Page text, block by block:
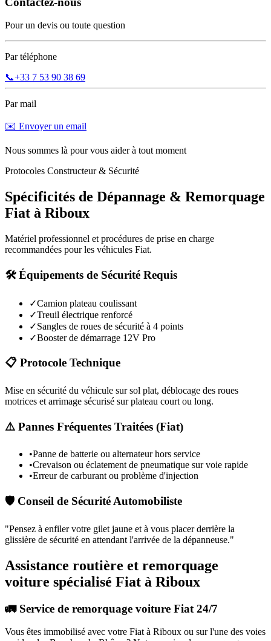
Pour un devis ou toute question
Par téléphone
📞+33 7 53 90 38 69
Par mail
✉️ Envoyer un email
Nous sommes là pour vous aider à tout moment
Protocoles Constructeur & Sécurité
Spécificités de Dépannage & Remorquage
Fiat à Riboux
Matériel professionnel et procédures de prise en charge
recommandées pour les véhicules Fiat.
🛠️ Équipements de Sécurité Requis
✓Camion plateau coulissant
✓Treuil électrique renforcé
✓Sangles de roues de sécurité à 4 points
✓Booster de démarrage 12V Pro
📋 Protocole Technique
Mise en sécurité du véhicule sur sol plat, déblocage des roues
motrices et arrimage sécurisé sur plateau court ou long.
⚠️ Pannes Fréquentes Traitées (Fiat)
•Panne de batterie ou alternateur hors service
•Crevaison ou éclatement de pneumatique sur voie rapide
•Erreur de carburant ou problème d'injection
🛡️ Conseil de Sécurité Automobiliste
"Pensez à enfiler votre gilet jaune et à vous placer derrière la
glissière de sécurité en attendant l'arrivée de la dépanneuse."
Assistance routière et remorquage
voiture spécialisé Fiat à Riboux
🚛 Service de remorquage voiture Fiat 24/7
Vous êtes immobilisé avec votre Fiat à Riboux ou sur l'une des voies